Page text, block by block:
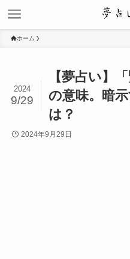
ホーム
【夢占い】
の意味。暗
は？
2024
9/29
2024年9月29日